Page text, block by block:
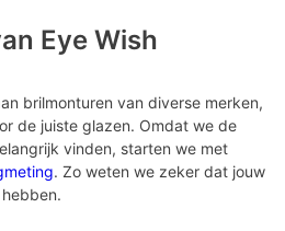
Eye Wish
brilmonturen van diverse merken,
de juiste glazen. Omdat we de
vinden, starten we met
. Zo weten we zeker dat jouw